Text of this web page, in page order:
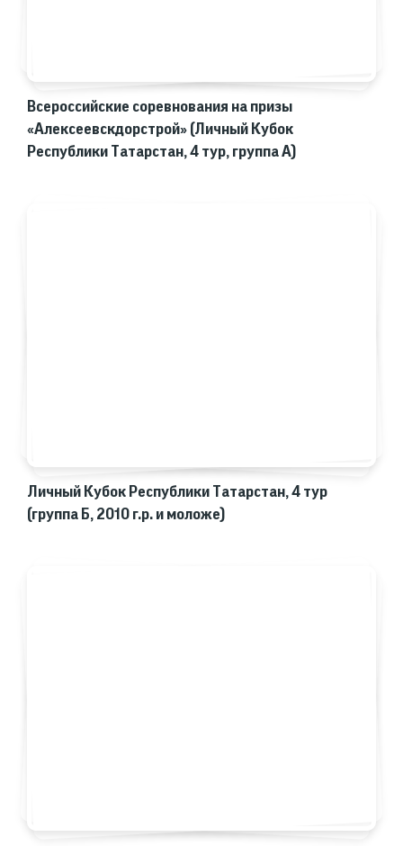
Всероссийские соревнования на призы
«Алексеевскдорстрой» (Личный Кубок
Республики Татарстан, 4 тур, группа А)
Личный Кубок Республики Татарстан, 4 тур
(группа Б, 2010 г.р. и моложе)